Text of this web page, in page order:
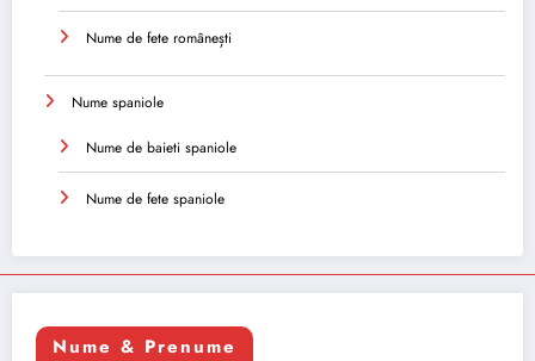
Nume de fete românești
Nume spaniole
Nume de baieti spaniole
Nume de fete spaniole
Nume & Prenume